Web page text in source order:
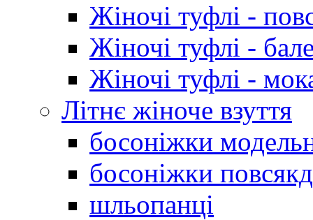
Жіночі туфлі -
Жіночі туфлі -
Жіночі туфлі -
Літнє жіноче взуття
босоніжки
босоніжки
шльопанці